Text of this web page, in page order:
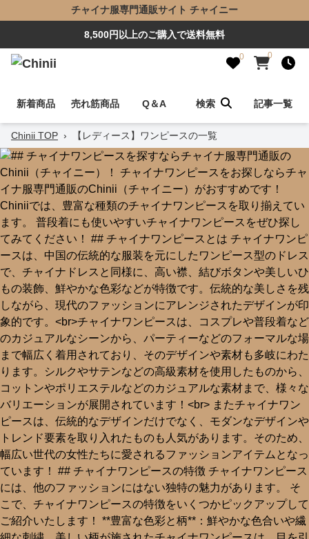
チャイナ服専門通販サイト チャイニー
8,500円以上のご購入で送料無料
0 0
新着商品 売れ筋商品 Q＆A 検索 記事一覧
Chinii TOP › 【レディース】ワンピースの一覧